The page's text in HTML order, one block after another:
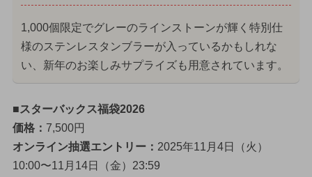
1,000個限定でグレーのラインストーンが輝く特別仕
様のステンレスタンブラーが入っているかもしれな
い、新年のお楽しみサプライズも用意されています。
■スターバックス福袋2026
価格： 7,500円
オンライン抽選エントリー： 2025年11月4日（火）
10:00〜11月14日（金）23:59